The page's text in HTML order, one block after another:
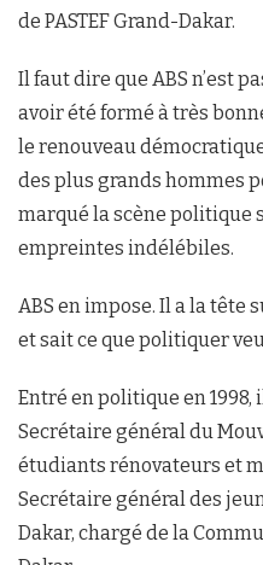
de PASTEF Grand-Dakar.
Il faut dire que ABS n’est
avoir été formé à très
le renouveau
des plus grands hommes
marqué la scène politique
empreintes indélébiles.
ABS en impose. Il a la tête
et sait ce que politiquer
Entré en politique en 1998,
Secrétaire général du
étudiants rénovateurs et
Secrétaire général des
Dakar, chargé de la